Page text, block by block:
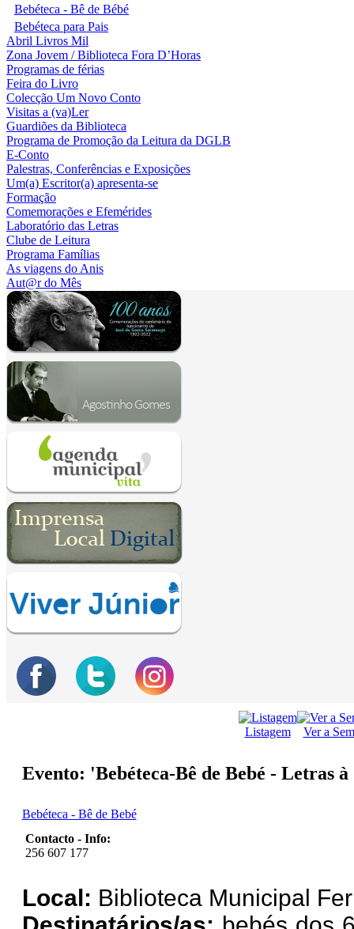
Bebéteca - Bê de Bébé
Bebéteca para Pais
Abril Livros Mil
Zona Jovem / Biblioteca Fora D’Horas
Programas de férias
Feira do Livro
Colecção Um Novo Conto
Visitas a (va)Ler
Guardiões da Biblioteca
Programa de Promoção da Leitura da DGLB
E-Conto
Palestras, Conferências e Exposições
Um(a) Escritor(a) apresenta-se
Formação
Comemorações e Efemérides
Laboratório das Letras
Clube de Leitura
Programa Famílias
As viagens do Anis
Aut@r do Mês
Listagem Ver a
Evento: 'Bebéteca-Bê de Bebé - Letras
Bebéteca - Bê de Bebé
Contacto - Info:
256 607 177
Local: Biblioteca Municipal